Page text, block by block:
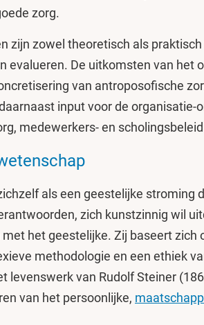
zorg.
zijn zowel theoretisch als
evalueren. De uitkomsten van het
van antroposofische
input voor de organisatie-
medewerkers- en
als een geestelijke stroming
zich kunstzinnig wil
het geestelijke. Zij baseert zich
methodologie en een ethiek
levenswerk van Rudolf Steiner
van het persoonlijke,